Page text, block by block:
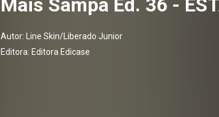
Mais Sampa Ed. 36 -
Autor:
Line Skin/Liberado Junior
Editora: Editora Edicase